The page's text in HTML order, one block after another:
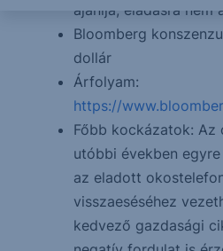
ajánlja, eladásra nem
Bloomberg
dollár
Árfolyam:
https://
Főbb kockázatok: Az
utóbbi években
az eladott
visszaeséséhez
kedvező gazdasági